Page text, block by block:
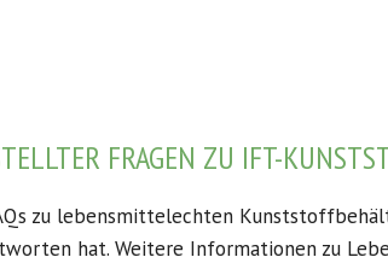
FRAGEN ZU IFT-
zu lebensmittelechten
hat. Weitere Informationen zu